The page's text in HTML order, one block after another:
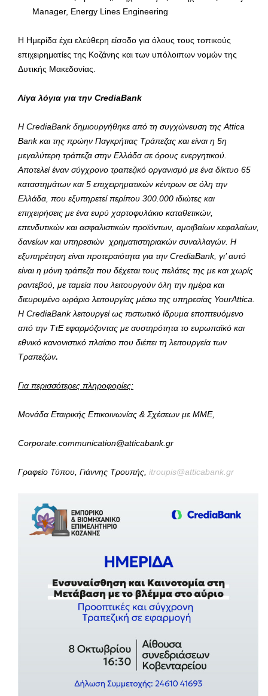
Manager, Energy Lines Engineering
Η Ημερίδα έχει ελεύθερη είσοδο για όλους τους τοπικούς
επιχειρηματίες της Κοζάνης και των υπόλοιπων νομών της
Δυτικής Μακεδονίας.
Λίγα λόγια για την CrediaBank
Η CrediaBank δημιουργήθηκε από τη συγχώνευση της Attica
Bank και της πρώην Παγκρήτιας Τράπεζας και είναι η 5η
μεγαλύτερη τράπεζα στην Ελλάδα σε όρους ενεργητικού.
Αποτελεί έναν σύγχρονο τραπεζικό οργανισμό με ένα δίκτυο 65
καταστημάτων και 5 επιχειρηματικών κέντρων σε όλη την
Ελλάδα, που εξυπηρετεί περίπου 300.000 ιδιώτες και
επιχειρήσεις με ένα ευρύ χαρτοφυλάκιο καταθετικών,
επενδυτικών και ασφαλιστικών προϊόντων, αμοιβαίων κεφαλαίων,
δανείων και υπηρεσιών χρηματιστηριακών συναλλαγών. Η
εξυπηρέτηση είναι προτεραιότητα για την CrediaBank, γι’ αυτό
είναι η μόνη τράπεζα που δέχεται τους πελάτες της με και χωρίς
ραντεβού, με ταμεία που λειτουργούν όλη την ημέρα και
διευρυμένο ωράριο λειτουργίας μέσω της υπηρεσίας YourAttica.
Η CrediaBank λειτουργεί ως πιστωτικό ίδρυμα εποπτευόμενο
από την ΤτΕ εφαρμόζοντας με αυστηρότητα το ευρωπαϊκό και
εθνικό κανονιστικό πλαίσιο που διέπει τη λειτουργεία των
Τραπεζών.
Για περισσότερες πληροφορίες:
Μονάδα Εταιρικής Επικοινωνίας & Σχέσεων με ΜΜΕ,
Corporate.communication@atticabank.gr
Γραφείο Τύπου, Γιάννης Τρουπής, itroupis@atticabank.gr